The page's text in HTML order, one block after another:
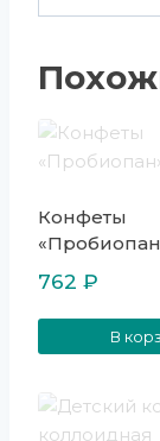
Конфеты
762 ₽
В